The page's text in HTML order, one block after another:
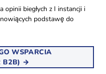
opinii biegłych z I instancji i
podstawę do
WSPARCIA
B2B) →